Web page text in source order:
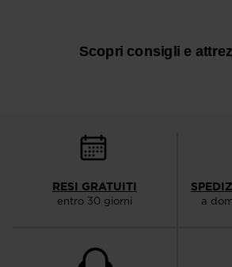
Scopri consigli e
RESI GRATUITI
entro 30 giorni a